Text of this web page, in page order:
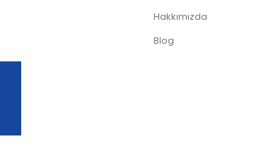
Hakkımızda
Blog